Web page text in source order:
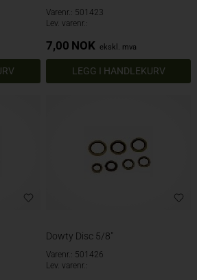
Varenr.: 501423
Lev. varenr.:
7,00 NOK ekskl. mva
Dowty Disc 5/8"
Varenr.: 501426
Lev. varenr.: